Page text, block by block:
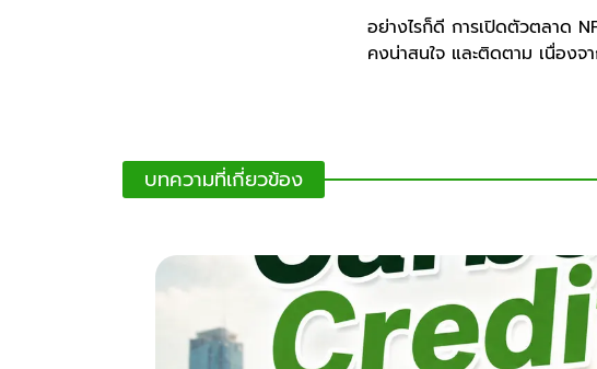
อย่างไรก็ดี การเปิดตัวตลาด
คงน่าสนใจ และติดตาม เนื่องจ
บทความที่เกี่ยวข้อง